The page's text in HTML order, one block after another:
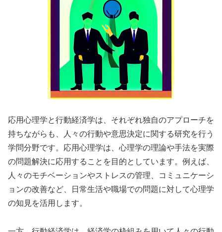
応用心理学と行動経済学は、それぞれ独自のアプローチを
持ちながらも、人々の行動や意思決定に関する研究を行う
学問分野です。応用心理学は、心理学の理論や手法を実際
の問題解決に応用することを目的としています。例えば、
人々のモチベーションやストレスの管理、コミュニケーシ
ョンの改善など、日常生活や職場での問題に対して心理学
の知見を活用します。